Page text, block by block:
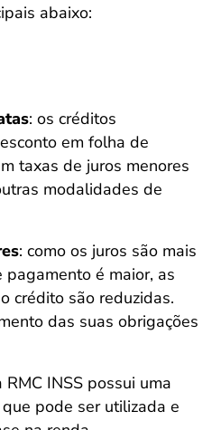
abaixo:
: os créditos
em folha de
taxas de juros menores
modalidades de
: como os juros são mais
pagamento é maior, as
crédito são reduzidas.
das suas obrigações
RMC INSS possui uma
pode ser utilizada e